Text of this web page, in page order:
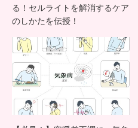
ばり
解
消！
小顔
る！セルライトを解消するケア
のしかたを伝授！